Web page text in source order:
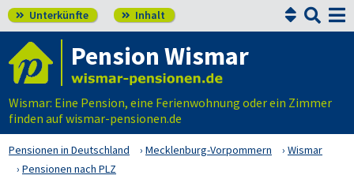
 Unterkünfte  Inhalt 

Pension Wismar
Wismar: Eine Pension, eine Ferienwohnung oder ein Zimmer
finden auf wismar-pensionen.de
Pensionen in Deutschland Mecklenburg-Vorpommern
Wismar
Pensionen nach PLZ